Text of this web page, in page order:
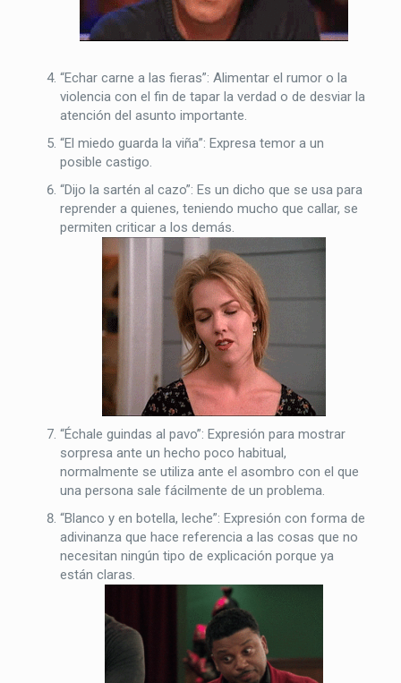
“Echar carne a las fieras”: Alimentar el rumor o la
violencia con el fin de tapar la verdad o de desviar la
atención del asunto importante.
“El miedo guarda la viña”: Expresa temor a un
posible castigo.
“Dijo la sartén al cazo”: Es un dicho que se usa para
reprender a quienes, teniendo mucho que callar, se
permiten criticar a los demás.
“Échale guindas al pavo”: Expresión para mostrar
sorpresa ante un hecho poco habitual,
normalmente se utiliza ante el asombro con el que
una persona sale fácilmente de un problema.
“Blanco y en botella, leche”: Expresión con forma de
adivinanza que hace referencia a las cosas que no
necesitan ningún tipo de explicación porque ya
están claras.